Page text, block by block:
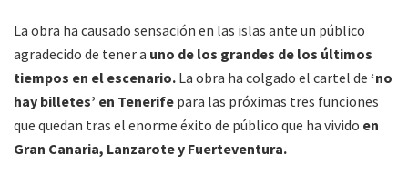
La obra ha causado sensación en las islas ante un público
agradecido de tener a uno de los grandes de los últimos
tiempos en el escenario. La obra ha colgado el cartel de ‘no
hay billetes’ en Tenerife para las próximas tres funciones
que quedan tras el enorme éxito de público que ha vivido en
Gran Canaria, Lanzarote y Fuerteventura.